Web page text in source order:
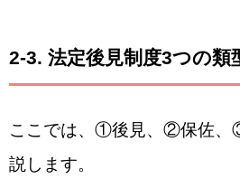
2-3. 法定後見制度3つの類
ここでは、①後見、②保佐
説します。